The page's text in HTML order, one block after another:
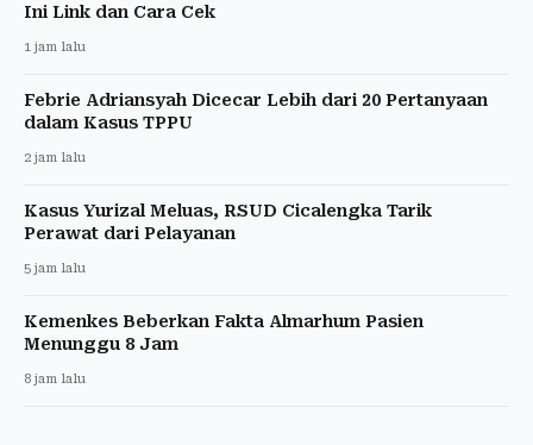
Ini Link dan Cara Cek
1 jam lalu
Febrie Adriansyah Dicecar Lebih dari 20 Pertanyaan
dalam Kasus TPPU
2 jam lalu
Kasus Yurizal Meluas, RSUD Cicalengka Tarik
Perawat dari Pelayanan
5 jam lalu
Kemenkes Beberkan Fakta Almarhum Pasien
Menunggu 8 Jam
8 jam lalu